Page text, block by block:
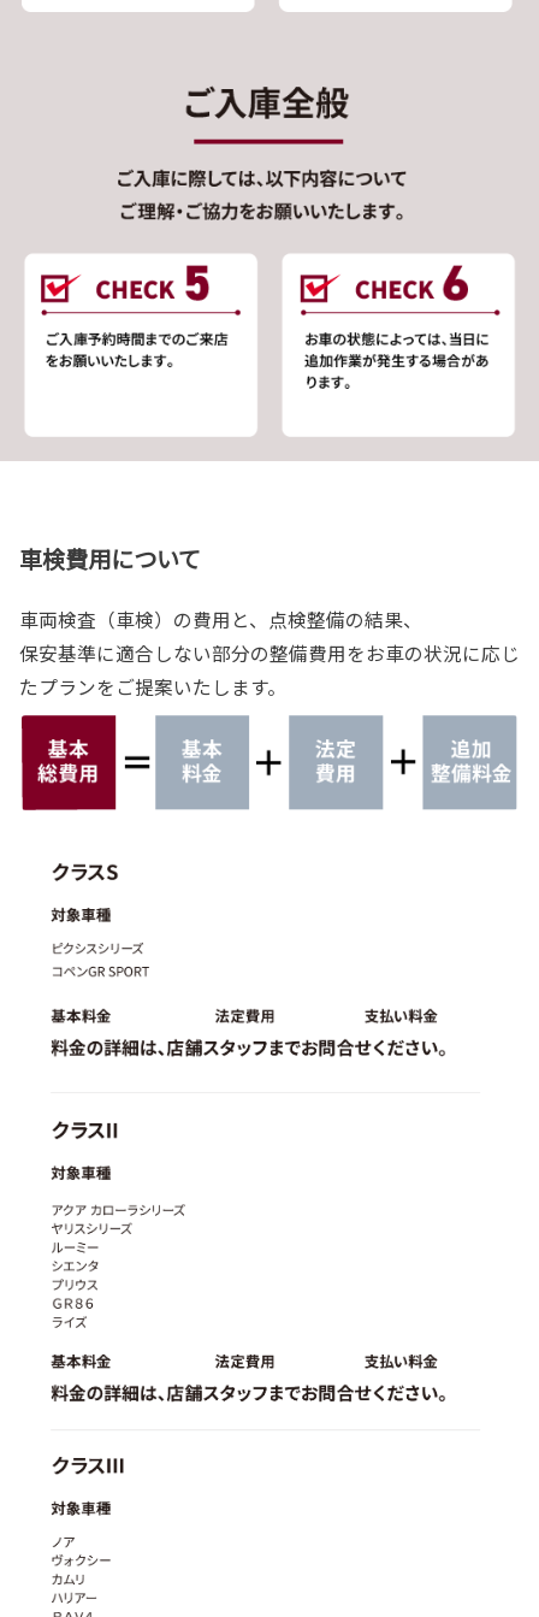
車検費用について
車両検査（車検）の費用と、点検整備の結果、
保安基準に適合しない部分の整備費用をお車の状況に応じ
たプランをご提案いたします。